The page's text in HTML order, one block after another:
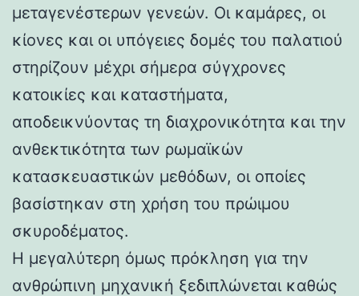
μεταγενέστερων γενεών. Οι καμάρες, οι
κίονες και οι υπόγειες δομές του παλατιού
στηρίζουν μέχρι σήμερα σύγχρονες
κατοικίες και καταστήματα,
αποδεικνύοντας τη διαχρονικότητα και την
ανθεκτικότητα των ρωμαϊκών
κατασκευαστικών μεθόδων, οι οποίες
βασίστηκαν στη χρήση του πρώιμου
σκυροδέματος.
Η μεγαλύτερη όμως πρόκληση για την
ανθρώπινη μηχανική ξεδιπλώνεται καθώς